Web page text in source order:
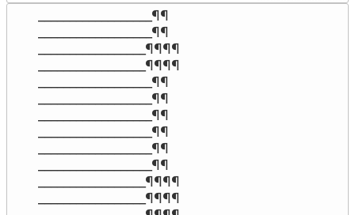
__________________¶¶
__________________¶¶
_________________¶¶¶¶
_________________¶¶¶¶
__________________¶¶
__________________¶¶
__________________¶¶
__________________¶¶
__________________¶¶
__________________¶¶
_________________¶¶¶¶
_________________¶¶¶¶